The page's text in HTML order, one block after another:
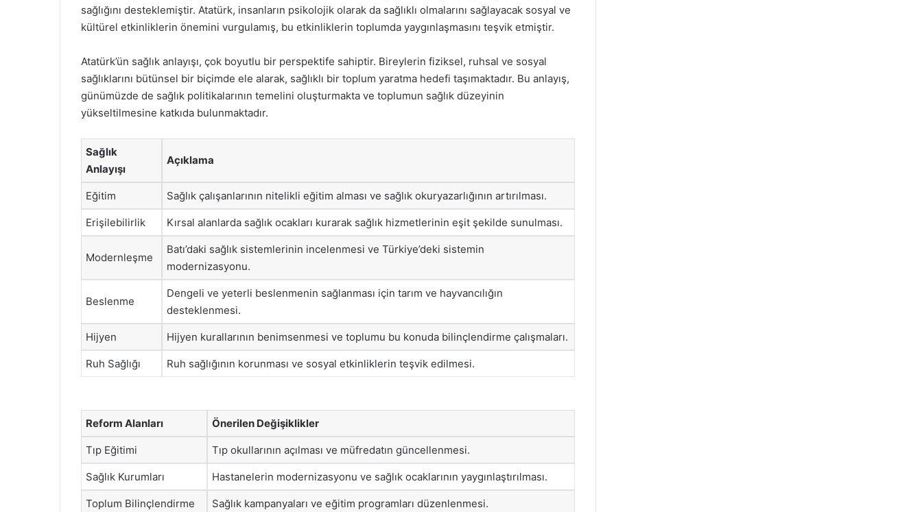
sağlığını desteklemiştir. Atatürk, insanların psikolojik olarak da sağlıklı olmalarını sağlayacak sosyal ve
kültürel etkinliklerin önemini vurgulamış, bu etkinliklerin toplumda yaygınlaşmasını teşvik etmiştir.
Atatürk’ün sağlık anlayışı, çok boyutlu bir perspektife sahiptir. Bireylerin fiziksel, ruhsal ve sosyal
sağlıklarını bütünsel bir biçimde ele alarak, sağlıklı bir toplum yaratma hedefi taşımaktadır. Bu anlayış,
günümüzde de sağlık politikalarının temelini oluşturmakta ve toplumun sağlık düzeyinin
yükseltilmesine katkıda bulunmaktadır.
Sağlık
Anlayışı
Açıklama
Eğitim Sağlık çalışanlarının nitelikli eğitim alması ve sağlık okuryazarlığının artırılması.
Erişilebilirlik Kırsal alanlarda sağlık ocakları kurarak sağlık hizmetlerinin eşit şekilde sunulması.
Modernleşme
Batı’daki sağlık sistemlerinin incelenmesi ve Türkiye’deki sistemin
modernizasyonu.
Beslenme
Dengeli ve yeterli beslenmenin sağlanması için tarım ve hayvancılığın
desteklenmesi.
Hijyen Hijyen kurallarının benimsenmesi ve toplumu bu konuda bilinçlendirme çalışmaları.
Ruh Sağlığı Ruh sağlığının korunması ve sosyal etkinliklerin teşvik edilmesi.
Reform Alanları Önerilen Değişiklikler
Tıp Eğitimi Tıp okullarının açılması ve müfredatın güncellenmesi.
Sağlık Kurumları Hastanelerin modernizasyonu ve sağlık ocaklarının yaygınlaştırılması.
Toplum Bilinçlendirme Sağlık kampanyaları ve eğitim programları düzenlenmesi.